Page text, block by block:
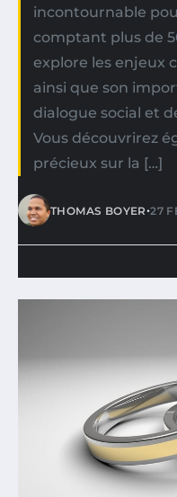
incontournable
comptant plus de
explore les enjeux
ainsi que son
dialogue social et
Vous découvrirez
précieux sur la […]
THOMAS BOYER•27